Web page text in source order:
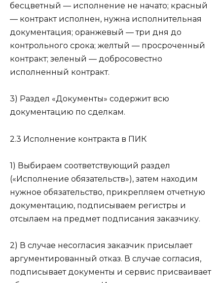
бесцветный — исполнение не начато; красный
— контракт исполнен, нужна исполнительная
документация; оранжевый — три дня до
контрольного срока; желтый — просроченный
контракт; зеленый — добросовестно
исполненный контракт.
3) Раздел «Документы» содержит всю
документацию по сделкам.
2.3 Исполнение контракта в ПИК
1) Выбираем соответствующий раздел
(«Исполнение обязательств»), затем находим
нужное обязательство, прикрепляем отчетную
документацию, подписываем регистры и
отсылаем на предмет подписания заказчику.
2) В случае несогласия заказчик присылает
аргументированный отказ. В случае согласия,
подписывает документы и сервис присваивает